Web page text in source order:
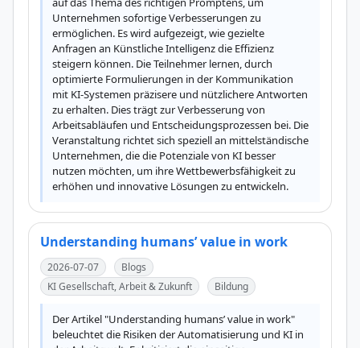
Unternehmen sofortige Verbesserungen zu
ermöglichen. Es wird aufgezeigt, wie gezielte
Anfragen an Künstliche Intelligenz die Effizienz
steigern können. Die Teilnehmer lernen, durch
optimierte Formulierungen in der Kommunikation
mit KI-Systemen präzisere und nützlichere Antworten
zu erhalten. Dies trägt zur Verbesserung von
Arbeitsabläufen und Entscheidungsprozessen bei. Die
Veranstaltung richtet sich speziell an mittelständische
Unternehmen, die die Potenziale von KI besser
nutzen möchten, um ihre Wettbewerbsfähigkeit zu
erhöhen und innovative Lösungen zu entwickeln.
Understanding humans’ value in work
2026-07-07
Blogs
KI Gesellschaft, Arbeit & Zukunft
Bildung
Der Artikel "Understanding humans’ value in work"
beleuchtet die Risiken der Automatisierung und KI in